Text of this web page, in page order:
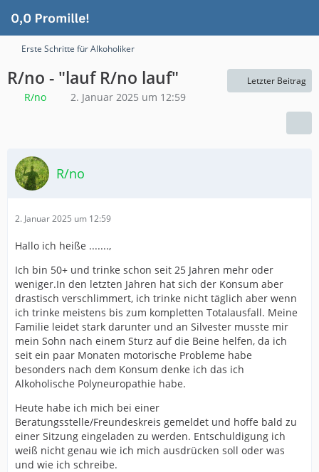
Erste Schritte für Alkoholiker
R/no - "lauf R/no lauf"
R/no 2. Januar 2025 um 12:59
Letzter Beitrag
R/no
2. Januar 2025 um 12:59
Hallo ich heiße .......,
Ich bin 50+ und trinke schon seit 25 Jahren mehr oder
weniger.In den letzten Jahren hat sich der Konsum aber
drastisch verschlimmert, ich trinke nicht täglich aber wenn
ich trinke meistens bis zum kompletten Totalausfall. Meine
Familie leidet stark darunter und an Silvester musste mir
mein Sohn nach einem Sturz auf die Beine helfen, da ich
seit ein paar Monaten motorische Probleme habe
besonders nach dem Konsum denke ich das ich
Alkoholische Polyneuropathie habe.
Heute habe ich mich bei einer
Beratungsstelle/Freundeskreis gemeldet und hoffe bald zu
einer Sitzung eingeladen zu werden. Entschuldigung ich
weiß nicht genau wie ich mich ausdrücken soll oder was
und wie ich schreibe.